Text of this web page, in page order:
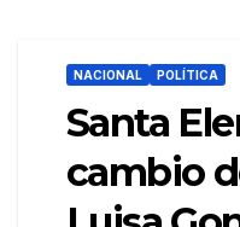
NACIONAL POLÍTICA
Santa
cambio